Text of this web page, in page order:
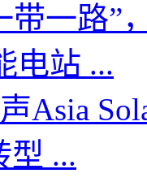
带一路”
电站 ...
Asia
型 ...